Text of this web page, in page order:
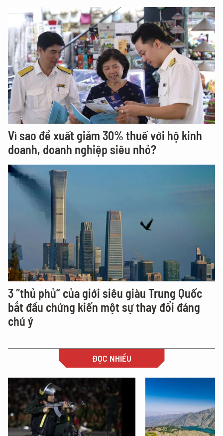
Vì sao đề xuất giảm 30% thuế với hộ kinh
doanh, doanh nghiệp siêu nhỏ?
3 “thủ phủ” của giới siêu giàu Trung Quốc
bắt đầu chứng kiến một sự thay đổi đáng
chú ý
ĐỌC NHIỀU